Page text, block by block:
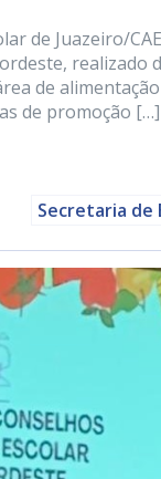
de Juazeiro/
realizado
de
de promoção […]
Secretaria de